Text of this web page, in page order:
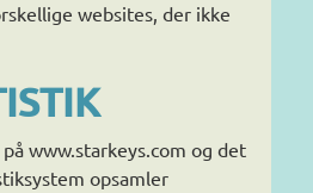
websites, der ikke
www.starkeys.com og det
opsamler